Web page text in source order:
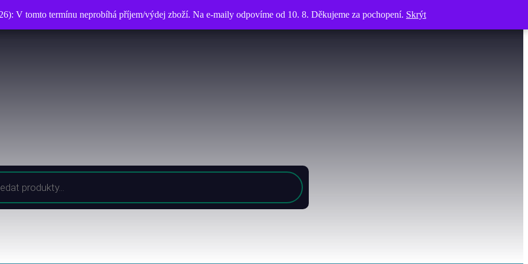
V tomto termínu neprobíhá příjem/výdej zboží. Na e-maily odpovíme od 10. 8. Děkujeme za pochopení. Skrýt
V tomto termínu neprobíhá příjem/výdej zboží. Na e-maily odpovíme od 10. 8. Děkujeme za pochopení. Skrýt